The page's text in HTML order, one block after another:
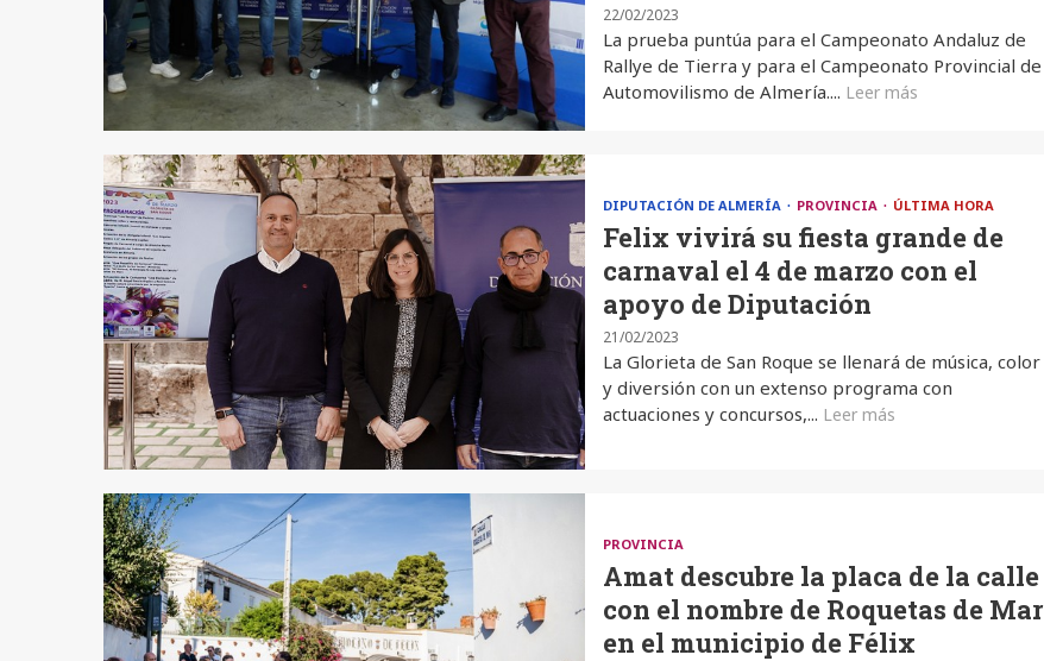
22/02/2023
La prueba puntúa para el Campeonato Andaluz de
Rallye de Tierra y para el Campeonato Provincial de
Automovilismo de Almería.... Leer más
DIPUTACIÓN DE ALMERÍA PROVINCIA ÚLTIMA HORA
Felix vivirá su fiesta grande de
carnaval el 4 de marzo con el
apoyo de Diputación
21/02/2023
La Glorieta de San Roque se llenará de música, color
y diversión con un extenso programa con
actuaciones y concursos,... Leer más
PROVINCIA
Amat descubre la placa de la calle
con el nombre de Roquetas de Mar
en el municipio de Félix